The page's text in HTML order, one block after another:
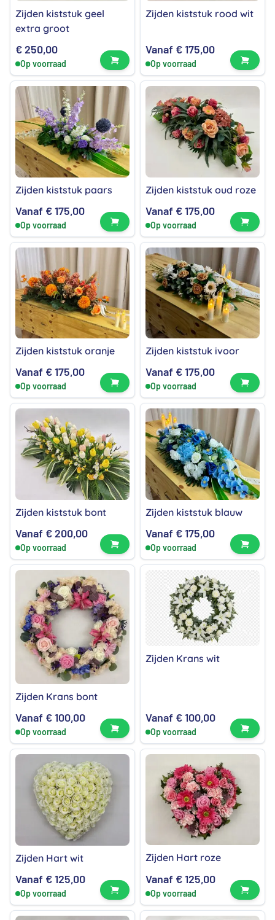
Zijden kiststuk geel
extra groot
€250,00
Op voorraad Bekijk product
Zijden kiststuk rood wit
Vanaf €175,00
Op voorraad
Zijden kiststuk paars
Vanaf €175,00
Op voorraad Bekijk product
Zijden kiststuk oud roze
Vanaf €175,00
Op voorraad
Zijden kiststuk oranje
Vanaf €175,00
Op voorraad Bekijk product
Zijden kiststuk ivoor
Vanaf €175,00
Op voorraad
Zijden kiststuk bont
Vanaf €200,00
Op voorraad Bekijk product
Zijden kiststuk blauw
Vanaf €175,00
Op voorraad
Zijden Krans bont
Vanaf €100,00
Op voorraad Bekijk product
Zijden Krans wit
Vanaf €100,00
Op voorraad
Zijden Hart wit
Vanaf €125,00
Op voorraad Bekijk product
Zijden Hart roze
Vanaf €125,00
Op voorraad